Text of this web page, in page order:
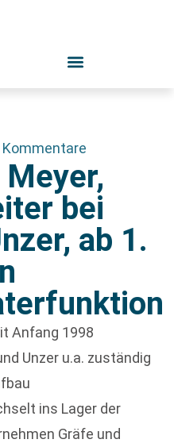
Kommentare
bei
ab 1.
Anfang 1998
Unzer u.a. zuständig
ins Lager der
Gräfe und